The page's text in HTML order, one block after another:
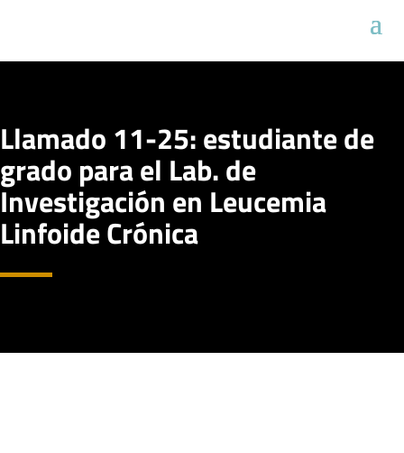
Llamado 11-25: estudiante de
grado para el Lab. de
Investigación en Leucemia
Linfoide Crónica